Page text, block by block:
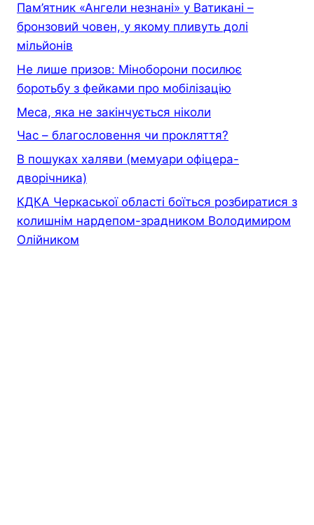
Пам’ятник «Ангели незнані» у Ватикані –
бронзовий човен, у якому пливуть долі
мільйонів
Не лише призов: Міноборони посилює
боротьбу з фейками про мобілізацію
Меса, яка не закінчується ніколи
Час – благословення чи прокляття?
В пошуках халяви (мемуари офiцера-
дворiчника)
КДКА Черкаської області боїться розбиратися з
колишнім нардепом-зрадником Володимиром
Олійником